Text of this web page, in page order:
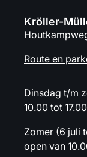
Kröller-
Route en
Dinsdag t/m
10.00 tot
Zomer (6 juli
open van